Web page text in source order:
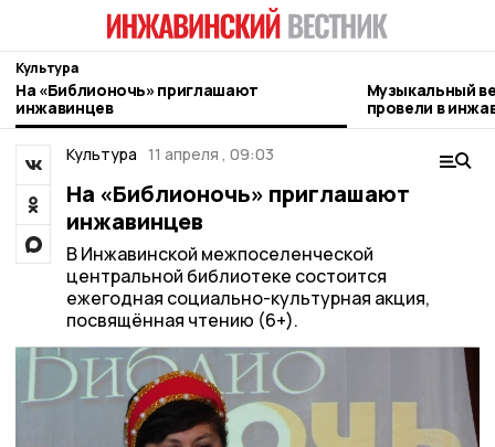
Культура
На «Библионочь» приглашают
инжавинцев
Музыкальный
провели в
Культура 11 апреля , 09:03
На «Библионочь» приглашают
инжавинцев
В Инжавинской межпоселенческой
центральной библиотеке состоится
ежегодная социально-культурная акция,
посвящённая чтению (6+).